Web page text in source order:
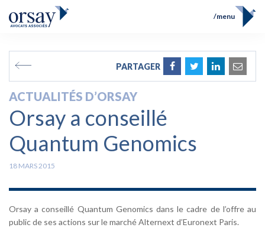
FR
menu
Compétences
Prix et Distinctions
Opérations
Actualités
Contact
PARTAGER
ACTUALITÉS D’ORSAY
Orsay a conseillé
Quantum Genomics
18 MARS 2015
Orsay a conseillé Quantum Genomics dans le cadre de l’offre au
public de ses actions sur le marché Alternext d’Euronext Paris.